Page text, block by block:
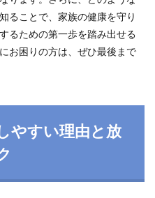
ることで、家族の健康を守り
るための第一歩を踏み出せる
お困りの方は、ぜひ最後まで
やすい理由と放